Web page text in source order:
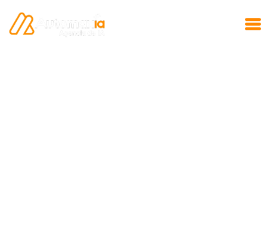
Agente IA de seguros MaxProtect
Protección Personalizada y Decisiones Seguras